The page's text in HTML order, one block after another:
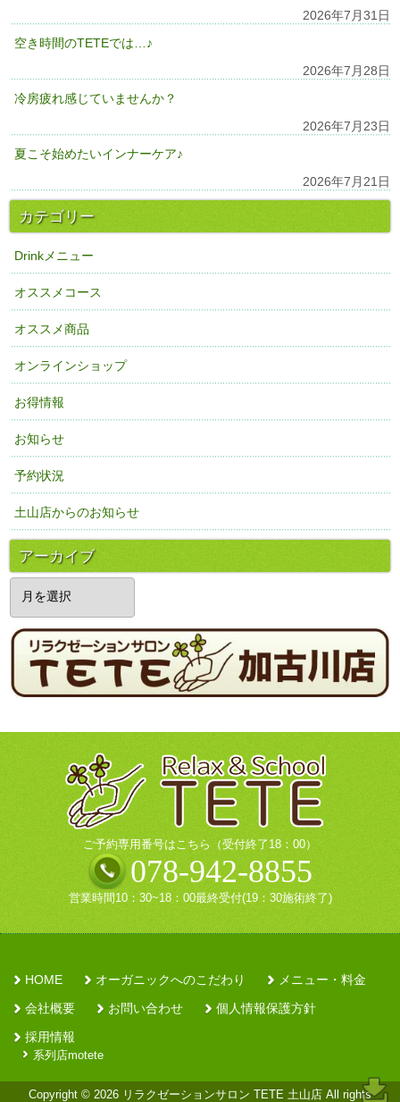
2026年7月31日
空き時間のTETEでは…♪
2026年7月28日
冷房疲れ感じていませんか？
2026年7月23日
夏こそ始めたいインナーケア♪
2026年7月21日
カテゴリー
Drinkメニュー
オススメコース
オススメ商品
オンラインショップ
お得情報
お知らせ
予約状況
土山店からのお知らせ
アーカイブ
イ
ご予約専用番号はこちら（受付終了18：00）
078-942-8855
営業時間10：30~18：00最終受付(19：30施術終了)
HOME オーガニックへのこだわり メニュー・料金
会社概要 お問い合わせ 個人情報保護方針
採用情報
系列店motete
Copyright © 2026 リラクゼーションサロン TETE 土山店 All rights